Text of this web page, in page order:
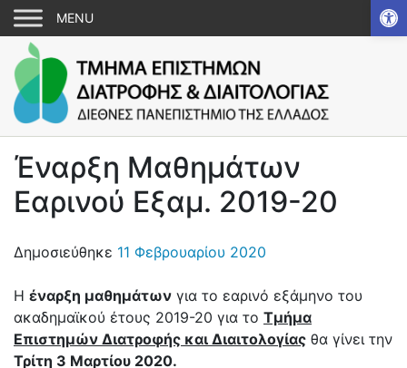
Έναρξη Μαθημάτων
Εαρινού Εξαμ. 2019-20
Δημοσιεύθηκε 11 Φεβρουαρίου 2020
Η έναρξη μαθημάτων για το εαρινό εξάμηνο του
ακαδημαϊκού έτους 2019-20 για το Τμήμα
Επιστημών Διατροφής και Διαιτολογίας θα γίνει την
Τρίτη 3 Μαρτίου 2020.